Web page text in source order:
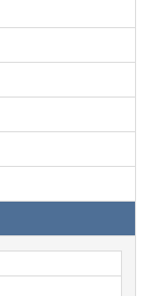
dass
mit
18-
„Misano“
wird.